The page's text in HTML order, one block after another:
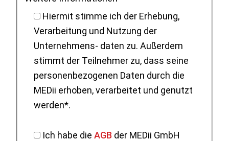
Hiermit stimme ich der Erhebung,
Verarbeitung und Nutzung der
Unternehmens- daten zu. Außerdem
stimmt der Teilnehmer zu, dass seine
personenbezogenen Daten durch die
MEDii erhoben, verarbeitet und genutzt
werden*.
Ich habe die AGB der MEDii GmbH